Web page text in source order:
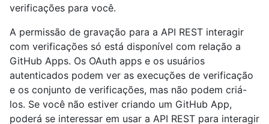
verificações para você.
A permissão de gravação para a API REST interagir
com verificações só está disponível com relação a
GitHub Apps. Os OAuth apps e os usuários
autenticados podem ver as execuções de verificação
e os conjunto de verificações, mas não podem criá-
los. Se você não estiver criando um GitHub App,
poderá se interessar em usar a API REST para interagir